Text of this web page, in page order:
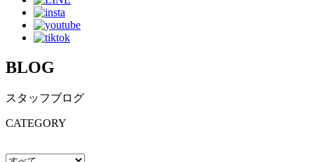
BLOG
スタッフブログ
CATEGORY